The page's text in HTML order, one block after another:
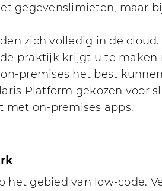
gegevenslimieten, maar
zich volledig in de
praktijk krijgt u te
premises het best
Platform gekozen voor
met on-premises apps.
gebied van low-code.